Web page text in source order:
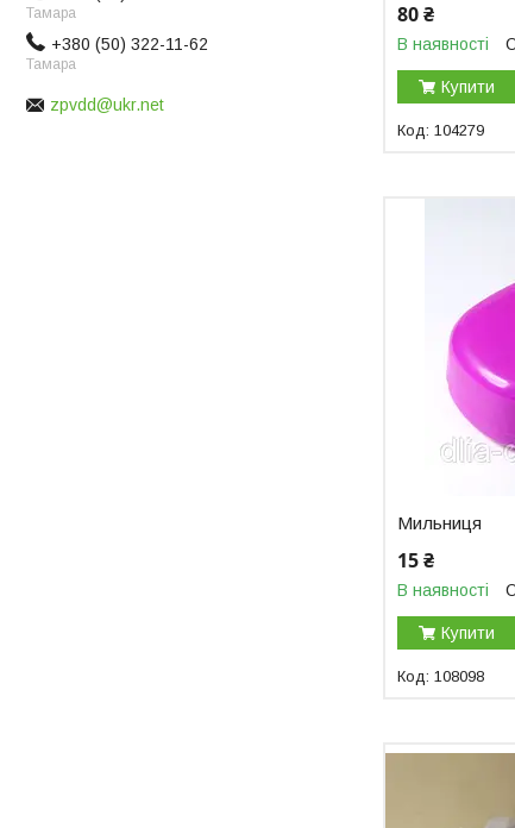
80 ₴
В наявності
Купити
104279
Мильниця
15 ₴
В наявності
Купити
108098
Тамара
+380 (50) 322-11-62
Тамара
zpvdd@ukr.net